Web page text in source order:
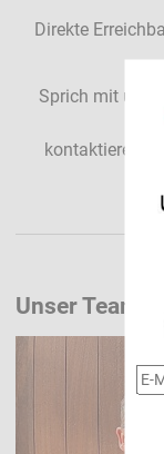
Direkte
Sprich mit uns:
kontaktiere
Unser Team: